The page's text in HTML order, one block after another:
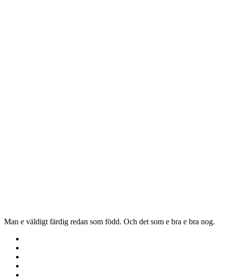
Man e väldigt färdig redan som född. Och det som e bra e bra nog.